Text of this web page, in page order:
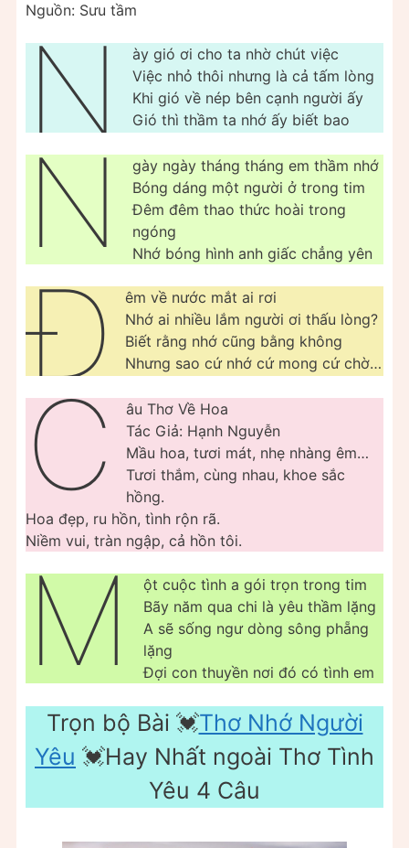
Nguồn: Sưu tầm
N
ày gió ơi cho ta nhờ chút việc
Việc nhỏ thôi nhưng là cả tấm lòng
Khi gió về nép bên cạnh người ấy
Gió thì thầm ta nhớ ấy biết bao
N
gày ngày tháng tháng em thầm nhớ
Bóng dáng một người ở trong tim
Đêm đêm thao thức hoài trong
ngóng
Nhớ bóng hình anh giấc chẳng yên
Đ
êm về nước mắt ai rơi
Nhớ ai nhiều lắm người ơi thấu lòng?
Biết rằng nhớ cũng bằng không
Nhưng sao cứ nhớ cứ mong cứ chờ…
C
âu Thơ Về Hoa
Tác Giả: Hạnh Nguyễn
Mầu hoa, tươi mát, nhẹ nhàng êm…
Tươi thắm, cùng nhau, khoe sắc
hồng.
Hoa đẹp, ru hồn, tình rộn rã.
Niềm vui, tràn ngập, cả hồn tôi.
M
ột cuộc tình a gói trọn trong tim
Bãy năm qua chi là yêu thầm lặng
A sẽ sống ngư dòng sông phẵng
lặng
Đợi con thuyền nơi đó có tình em
Trọn bộ Bài 💓Thơ Nhớ Người
Yêu 💓Hay Nhất ngoài Thơ Tình
Yêu 4 Câu